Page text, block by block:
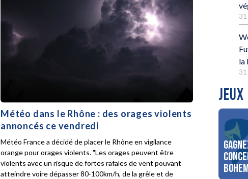
Météo dans le Rhône : des orages violents
annoncés ce vendredi
Météo France a décidé de placer le Rhône en vigilance
orange pour orages violents. "Les orages peuvent être
violents avec un risque de fortes rafales de vent pouvant
atteindre voire dépasser 80-100km/h, de la grêle et de
la
JEUX